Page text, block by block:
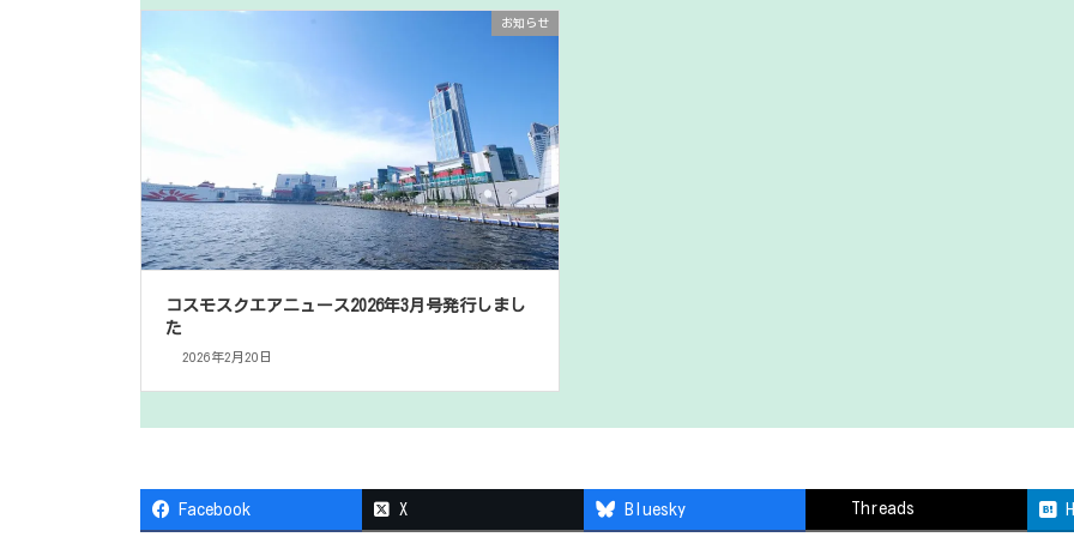
お知らせ
コスモスクエアニュース2026年3月号発行しまし
た
2026年2月20日
Facebook X Bluesky Threads